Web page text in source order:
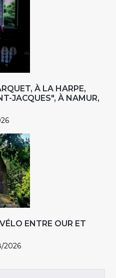
À LA HARPE,
JACQUES", À NAMUR,
ENTRE OUR ET
2026